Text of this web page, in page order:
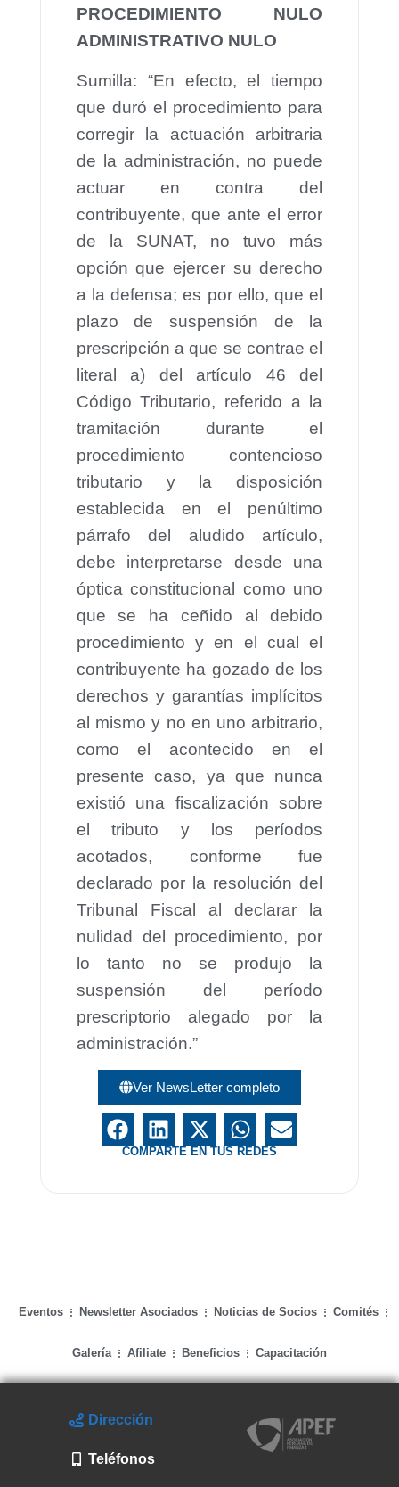
PROCEDIMIENTO NULO
ADMINISTRATIVO NULO
Sumilla: “En efecto, el tiempo
que duró el procedimiento para
corregir la actuación arbitraria
de la administración, no puede
actuar en contra del
contribuyente, que ante el error
de la SUNAT, no tuvo más
opción que ejercer su derecho
a la defensa; es por ello, que el
plazo de suspensión de la
prescripción a que se contrae el
literal a) del artículo 46 del
Código Tributario, referido a la
tramitación durante el
procedimiento contencioso
tributario y la disposición
establecida en el penúltimo
párrafo del aludido artículo,
debe interpretarse desde una
óptica constitucional como uno
que se ha ceñido al debido
procedimiento y en el cual el
contribuyente ha gozado de los
derechos y garantías implícitos
al mismo y no en uno arbitrario,
como el acontecido en el
presente caso, ya que nunca
existió una fiscalización sobre
el tributo y los períodos
acotados, conforme fue
declarado por la resolución del
Tribunal Fiscal al declarar la
nulidad del procedimiento, por
lo tanto no se produjo la
suspensión del período
prescriptorio alegado por la
administración.”
Ver NewsLetter completo
COMPARTE EN TUS REDES
Eventos Newsletter Asociados Noticias de Socios Comités
Galería Afiliate Beneficios Capacitación
Dirección
Teléfonos